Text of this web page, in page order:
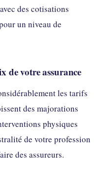
des cotisations
un niveau de
de votre assurance
les tarifs
des majorations
physiques
de votre profession
des assureurs.